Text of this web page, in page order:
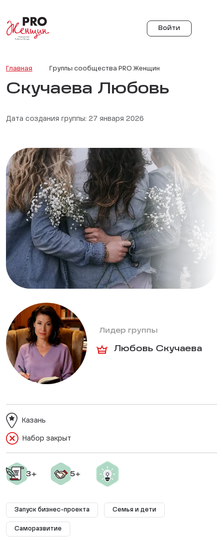
Войти
Главная Группы сообщества PRO Женщин
Скучаева Любовь
Дата создания группы: 27 января 2026
Лидер группы
Любовь Скучаева
Набор закрыт
Казань
Запуск бизнес-проекта Семья и дети
Саморазвитие